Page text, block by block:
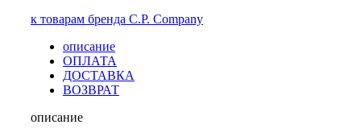
к товарам бренда C.P. Company
описание
ОПЛАТА
ДОСТАВКА
ВОЗВРАТ
описание